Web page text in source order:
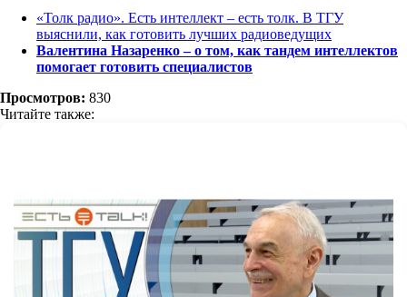
«Толк радио». Есть интеллект – есть толк. В ТГУ
выяснили, как готовить лучших радиоведущих
Валентина Назаренко – о том, как тандем интеллектов
помогает готовить специалистов
Просмотров: 830
Читайте также: